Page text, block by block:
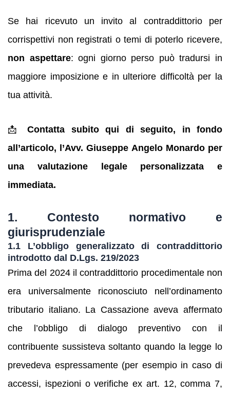
Se hai ricevuto un invito al contraddittorio per
corrispettivi non registrati o temi di poterlo ricevere,
non aspettare: ogni giorno perso può tradursi in
maggiore imposizione e in ulteriore difficoltà per la
tua attività.
📩 Contatta subito qui di seguito, in fondo
all’articolo, l’Avv. Giuseppe Angelo Monardo per
una valutazione legale personalizzata e
immediata.
1. Contesto normativo e
giurisprudenziale
1.1 L’obbligo generalizzato di contraddittorio
introdotto dal D.Lgs. 219/2023
Prima del 2024 il contraddittorio procedimentale non
era universalmente riconosciuto nell’ordinamento
tributario italiano. La Cassazione aveva affermato
che l’obbligo di dialogo preventivo con il
contribuente sussisteva soltanto quando la legge lo
prevedeva espressamente (per esempio in caso di
accessi, ispezioni o verifiche ex art. 12, comma 7,